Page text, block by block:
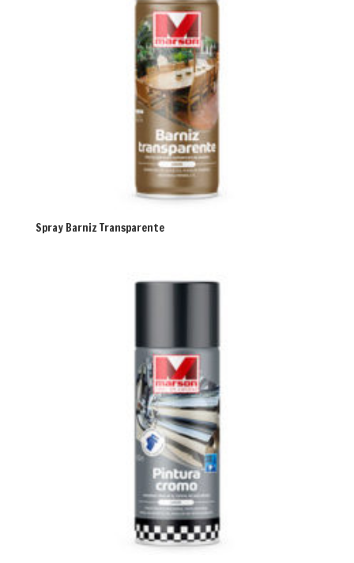
Spray Barniz Transparente